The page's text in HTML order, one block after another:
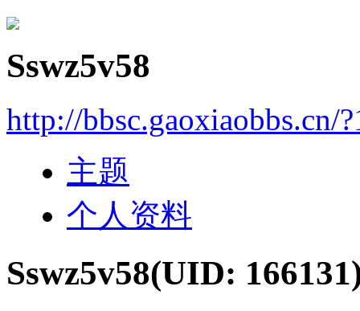
Sswz5v58
http://bbsc.gaoxiaobbs.cn/
主题
个人资料
Sswz5v58(UID: